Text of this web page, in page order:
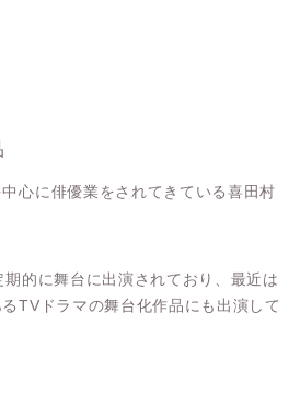
心に俳優業をされてきている喜田村
的に舞台に出演されており、最近は
TVドラマの舞台化作品にも出演して